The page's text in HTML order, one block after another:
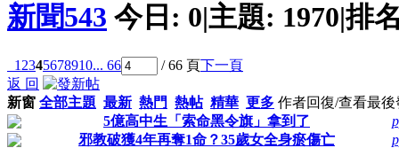
新聞543 今日: 0|主題: 1970|排
1 2345678910... 66 / 66 頁下一頁
返 回
新窗 全部主題 最新 熱門 熱帖 精華 更多 作者回復/查看最後
5億高中生「索命黑令旗」拿到了
邪教破獲4年再奪1命？35歲女全身瘀傷亡